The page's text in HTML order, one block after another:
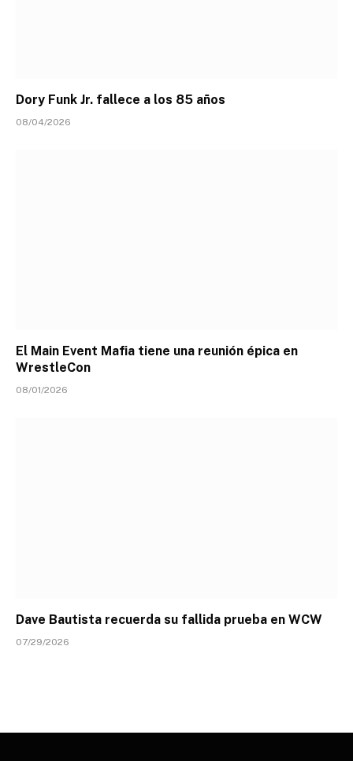
Dory Funk Jr. fallece a los 85 años
08/04/2026
El Main Event Mafia tiene una reunión épica en
WrestleCon
08/01/2026
Dave Bautista recuerda su fallida prueba en WCW
07/29/2026